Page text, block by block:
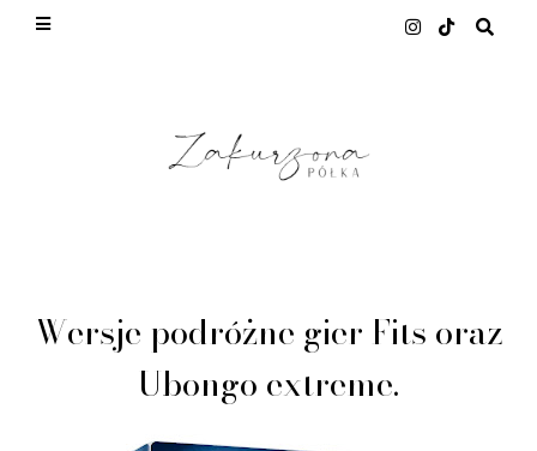
Wersje podróżne gier Fits oraz
Ubongo extreme.
This site uses cookies from Google to deliver its
quality of service, generate usage statistics, and
to detect and address abuse.
LEARN MORE